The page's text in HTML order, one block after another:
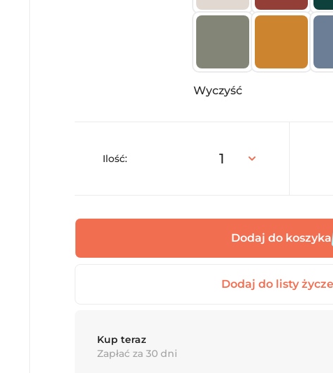
Wyczyść
Ilość:
Dodaj do koszyka
Kup teraz
Zapłać za 30 dni